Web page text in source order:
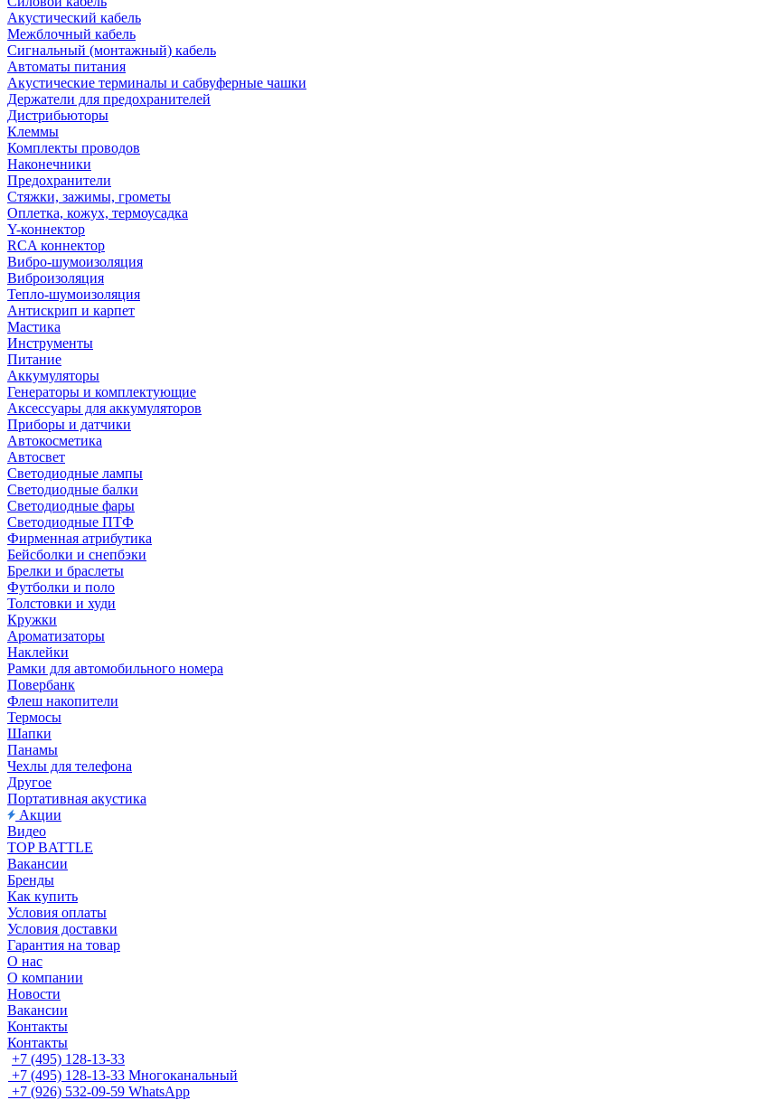
Акустический кабель
Межблочный кабель
Сигнальный (монтажный) кабель
Автоматы питания
Акустические терминалы и сабвуферные чашки
Держатели для предохранителей
Дистрибьюторы
Клеммы
Комплекты проводов
Наконечники
Предохранители
Стяжки, зажимы, грометы
Оплетка, кожух, термоусадка
Y-коннектор
RCA коннектор
Вибро-шумоизоляция
Виброизоляция
Тепло-шумоизоляция
Антискрип и карпет
Мастика
Инструменты
Питание
Аккумуляторы
Генераторы и комплектующие
Аксессуары для аккумуляторов
Приборы и датчики
Автокосметика
Автосвет
Светодиодные лампы
Светодиодные балки
Светодиодные фары
Светодиодные ПТФ
Фирменная атрибутика
Бейсболки и снепбэки
Брелки и браслеты
Футболки и поло
Толстовки и худи
Кружки
Ароматизаторы
Наклейки
Рамки для автомобильного номера
Повербанк
Флеш накопители
Термосы
Шапки
Панамы
Чехлы для телефона
Другое
Портативная акустика
Акции
Видео
TOP BATTLE
Вакансии
Бренды
Как купить
Условия оплаты
Условия доставки
Гарантия на товар
О нас
О компании
Новости
Вакансии
Контакты
Контакты
+7 (495) 128-13-33
+7 (495) 128-13-33 Многоканальный
+7 (926) 532-09-59 WhatsApp